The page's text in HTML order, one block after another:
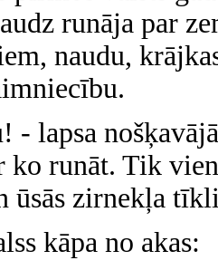
runāja par
naudu,
- lapsa
ko runāt. Tik
ūsās zirnekļa
kāpa no akas: